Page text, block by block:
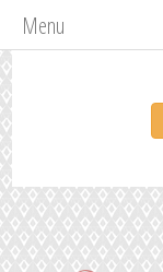
Vi använder oss
Menu